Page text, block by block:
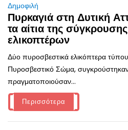
Δημοφιλή
Πυρκαγιά στη Δυτική
τα αίτια της
ελικοπτέρων
Δύο πυροσβεστικά ελικόπτερα
Πυροσβεστικό Σώμα,
πραγματοποιούσαν...
Περισσότερα